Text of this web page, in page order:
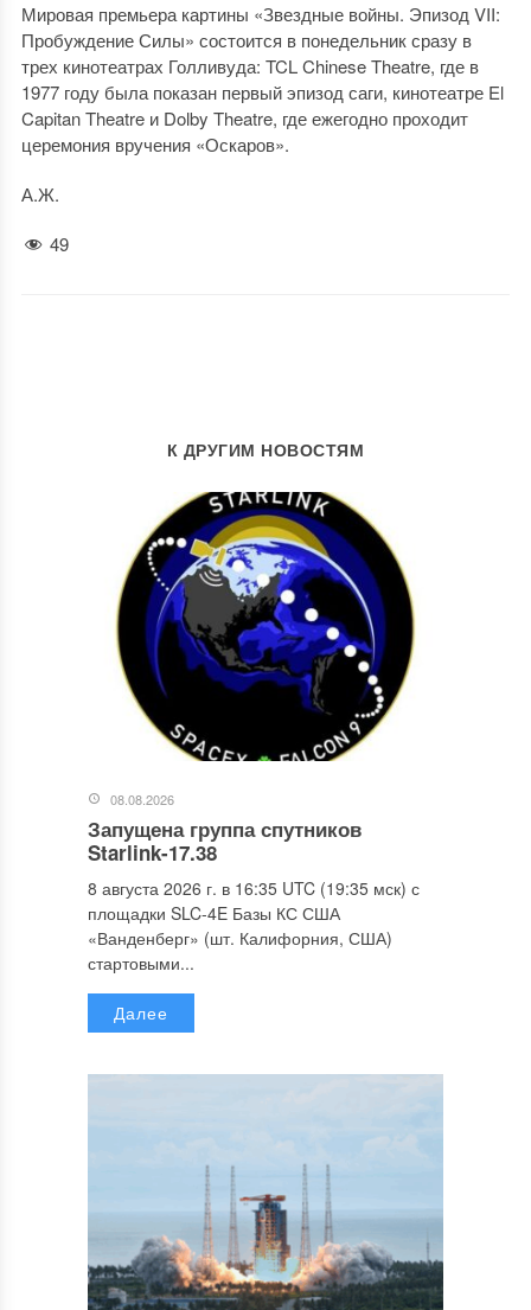
Мировая премьера картины «Звездные войны. Эпизод VII:
Пробуждение Силы» состоится в понедельник сразу в
трех кинотеатрах Голливуда: TCL Chinese Theatre, где в
1977 году была показан первый эпизод саги, кинотеатре El
Capitan Theatre и Dolby Theatre, где ежегодно проходит
церемония вручения «Оскаров».
А.Ж.
49
К ДРУГИМ НОВОСТЯМ
08.08.2026
Запущена группа спутников
Starlink-17.38
8 августа 2026 г. в 16:35 UTC (19:35 мск) с
площадки SLC-4E Базы КС США
«Ванденберг» (шт. Калифорния, США)
стартовыми...
Далее